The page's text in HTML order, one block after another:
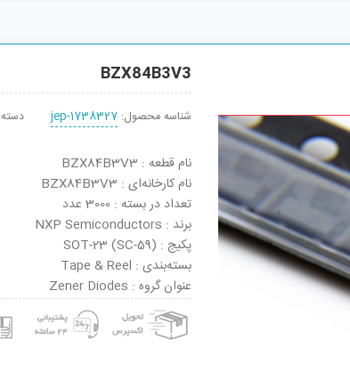
BZX84B3V3
شناسه محصول: jep-1738327 دسته:
نام قطعه : BZX84B3V3
نام کارخانه‌ای : BZX84B3V3
تعداد در بسته : 3000 عدد
برند : NXP Semiconductors
پکیج : SOT-23 (SC-59)
بسته‌بندی : Tape & Reel
عنوان گروه : Zener Diodes